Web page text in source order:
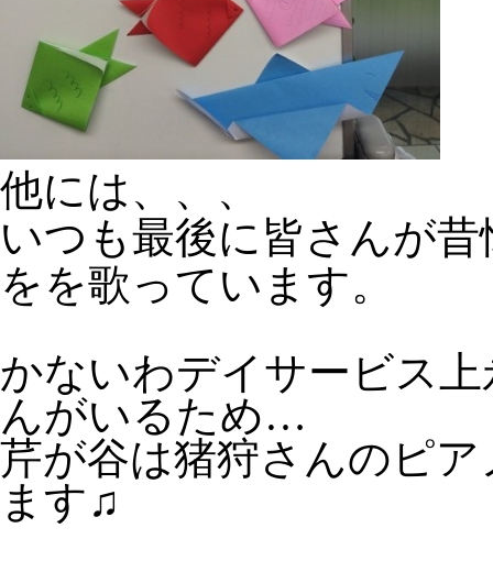
他には、、、
いつも最後に皆さんが
をを歌っています。
かないわデイサービス
んがいるため…
芹が谷は猪狩さんのピ
ます♫